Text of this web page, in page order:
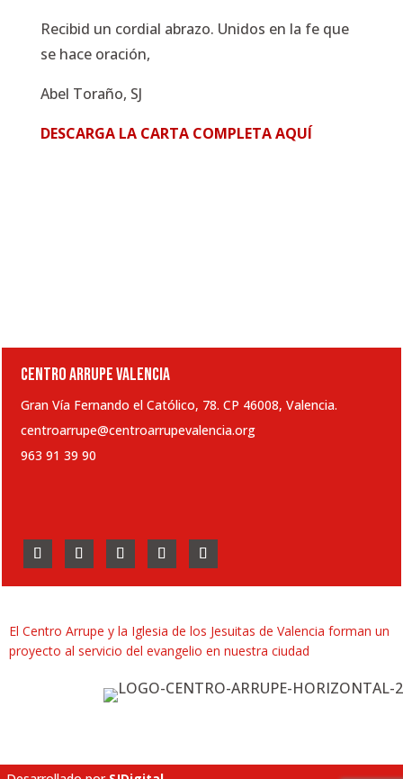
Recibid un cordial abrazo. Unidos en la fe que
se hace oración,
Abel Toraño, SJ
DESCARGA LA CARTA COMPLETA AQUÍ
CENTRO ARRUPE VALENCIA
Gran Vía Fernando el Católico, 78. CP 46008, Valencia.
centroarrupe@centroarrupevalencia.org
963 91 39 90
El Centro Arrupe y la Iglesia de los Jesuitas de Valencia forman un
proyecto al servicio del evangelio en nuestra ciudad